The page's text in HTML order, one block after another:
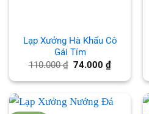
Lạp Xưởng Hà Khẩu Cô
Gái Tím
110.000₫ Giá
là:
74.000₫Giá
tại
74.000 ₫.